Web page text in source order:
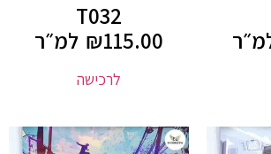
T032
₪115.00 למ״ר
לרכישה